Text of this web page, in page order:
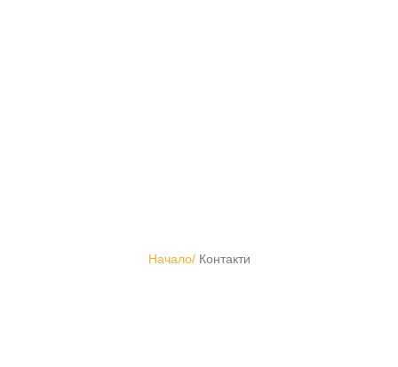
Начало/Контакти